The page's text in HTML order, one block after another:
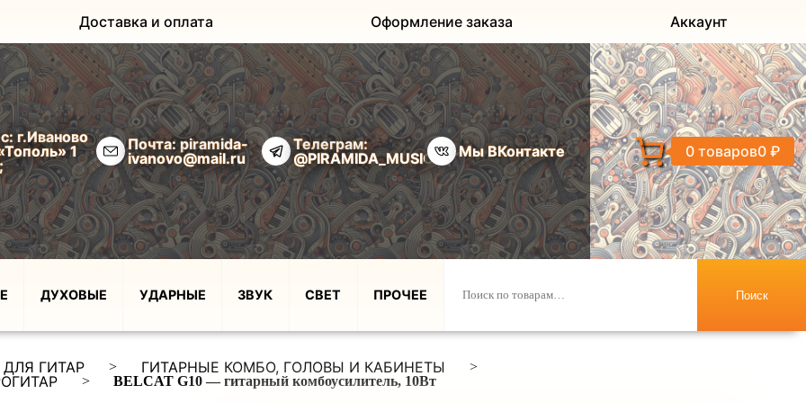
Доставка и оплата Оформление заказа Аккаунт
г.Иваново
1
Почта: piramida-
ivanovo@mail.ru
Телеграм:
@PIRAMIDA_MUSIC
Мы ВКонтакте 0 товаров0 ₽
ДУХОВЫЕ УДАРНЫЕ ЗВУК СВЕТ ПРОЧЕЕ Поиск
ГИТАР > ГИТАРНЫЕ КОМБО, ГОЛОВЫ И КАБИНЕТЫ >
> BELCAT G10 — гитарный комбоусилитель, 10Вт